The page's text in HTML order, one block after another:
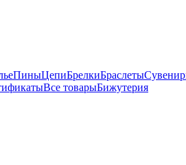
ПиныЦепиБрелкиБраслеты
Все товарыБижутерия